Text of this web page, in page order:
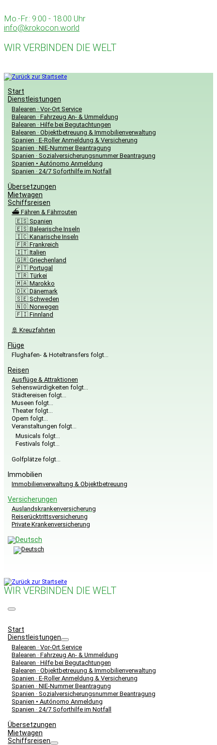
Inhalt
springen
Mo.-Fr.: 9:00 - 18:00 Uhr
info@krokocon.world
WIR VERBINDEN DIE WELT
Start
Dienstleistungen
Balearen · Vor-Ort Service
Balearen · Fahrzeug An- & Ummeldung
Balearen · Hilfe bei Begutachtungen
Balearen · Objektbetreuung & Immobilienverwaltung
Spanien · E-Roller Anmeldung & Versicherung
Spanien · NIE-Nummer Beantragung
Spanien · Sozialversicherungsnummer Beantragung
Spanien • Autónomo Anmeldung
Spanien · 24/7 Soforthilfe im Notfall
Übersetzungen
Mietwagen
Schiffsreisen
⛴️ Fähren & Fährrouten
🇪🇸 Spanien
🇪🇸 Balearische Inseln
🇮🇨 Kanarische Inseln
🇫🇷 Frankreich
🇮🇹 Italien
🇬🇷 Griechenland
🇵🇹 Portugal
🇹🇷 Türkei
🇲🇦 Marokko
🇩🇰 Dänemark
🇸🇪 Schweden
🇳🇴 Norwegen
🇫🇮 Finnland
🚢 Kreuzfahrten
Flüge
Flughafen- & Hoteltransfers folgt…
Reisen
Ausflüge & Attraktionen
Sehenswürdigkeiten folgt…
Städtereisen folgt…
Museen folgt…
Theater folgt…
Opern folgt…
Veranstaltungen folgt…
Musicals folgt…
Festivals folgt…
Golfplätze folgt…
Immobilien
Immobilienverwaltung & Objektbetreuung
Versicherungen
Auslandskrankenversicherung
Reiserücktrittsversicherung
Private Krankenversicherung
WIR VERBINDEN DIE WELT
Menü
Start
Dienstleistungen
Balearen · Vor-Ort Service
Balearen · Fahrzeug An- & Ummeldung
Balearen · Hilfe bei Begutachtungen
Balearen · Objektbetreuung & Immobilienverwaltung
Spanien · E-Roller Anmeldung & Versicherung
Spanien · NIE-Nummer Beantragung
Spanien · Sozialversicherungsnummer Beantragung
Spanien • Autónomo Anmeldung
Spanien · 24/7 Soforthilfe im Notfall
Übersetzungen
Mietwagen
Schiffsreisen